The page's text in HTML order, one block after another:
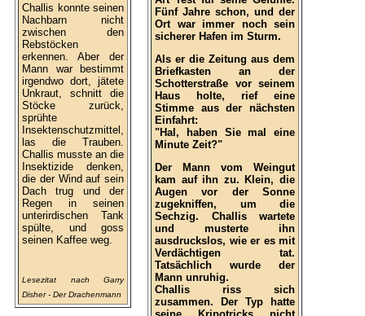
Challis konnte seinen
Nachbarn nicht
zwischen den
Rebstöcken
erkennen. Aber der
Mann war bestimmt
irgendwo dort, jätete
Unkraut, schnitt die
Stöcke zurück,
sprühte
Insektenschutzmittel,
las die Trauben.
Challis musste an die
Insektizide denken,
die der Wind auf sein
Dach trug und der
Regen in seinen
unterirdischen Tank
spülte, und goss
seinen Kaffee weg.
Lesezitat nach Garry
Disher - Der Drachenmann
Fünf Jahre schon, und der
Ort war immer noch sein
sicherer Hafen im Sturm.
Als er die Zeitung aus dem
Briefkasten an der
Schotterstraße vor seinem
Haus holte, rief eine
Stimme aus der nächsten
Einfahrt:
"Hal, haben Sie mal eine
Minute Zeit?"
Der Mann vom Weingut
kam auf ihn zu. Klein, die
Augen vor der Sonne
zugekniffen, um die
Sechzig. Challis wartete
und musterte ihn
ausdruckslos, wie er es mit
Verdächtigen tat.
Tatsächlich wurde der
Mann unruhig.
Challis riss sich
zusammen. Der Typ hatte